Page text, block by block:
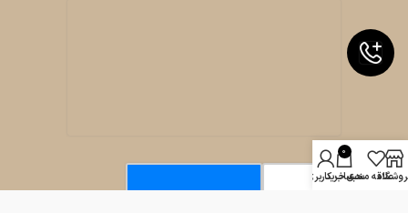
علاقه مندی
0
سبد خرید
حساب کاربری من